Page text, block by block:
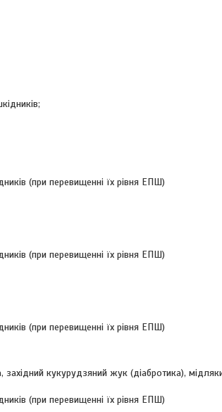
(при перевищенні їх рівня ЕПШ)
(при перевищенні їх рівня ЕПШ)
(при перевищенні їх рівня ЕПШ)
кукурудзяний жук (діабротика),
(при перевищенні їх рівня ЕПШ)